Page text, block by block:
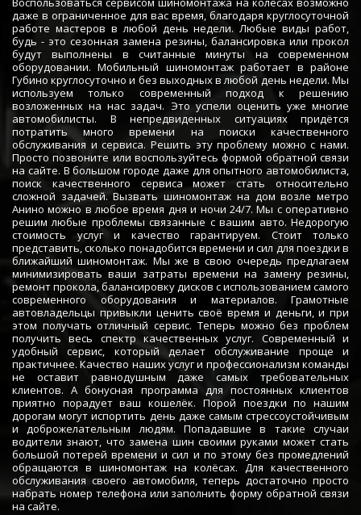
даже в ограниченное для вас время, благодаря круглосуточной
работе мастеров в любой день недели. Любые виды работ,
будь - это сезонная замена резины, балансировка или прокол
будут выполнены в считанные минуты на современном
оборудовании. Мобильный шиномонтаж работает в районе
Губино круглосуточно и без выходных в любой день недели. Мы
используем только современный подход к решению
возложенных на нас задач. Это успели оценить уже многие
автомобилисты. В непредвиденных ситуациях придётся
потратить много времени на поиски качественного
обслуживания и сервиса. Решить эту проблему можно с нами.
Просто позвоните или воспользуйтесь формой обратной связи
на сайте. В большом городе даже для опытного автомобилиста,
поиск качественного сервиса может стать относительно
сложной задачей. Вызвать шиномонтаж на дом возле метро
Анино можно в любое время дня и ночи 24/7. Мы с оперативно
решим любые проблемы связанные с вашим авто. Недорогую
стоимость услуг и качество гарантируем. Стоит только
представить, сколько понадобится времени и сил для поездки в
ближайший шиномонтаж. Мы же в свою очередь предлагаем
минимизировать ваши затраты времени на замену резины,
ремонт прокола, балансировку дисков с использованием самого
современного оборудования и материалов. Грамотные
автовладельцы привыкли ценить своё время и деньги, и при
этом получать отличный сервис. Теперь можно без проблем
получить весь спектр качественных услуг. Современный и
удобный сервис, который делает обслуживание проще и
практичнее. Качество наших услуг и профессионализм команды
не оставит равнодушным даже самых требовательных
клиентов. А бонусная программа для постоянных клиентов
приятно порадует ваш кошелёк. Порой поездки по нашим
дорогам могут испортить день даже самым стрессоустойчивым
и доброжелательным людям. Попадавшие в такие случаи
водители знают, что замена шин своими руками может стать
большой потерей времени и сил и по этому без промедлений
обращаются в шиномонтаж на колёсах. Для качественного
обслуживания своего автомобиля, теперь достаточно просто
набрать номер телефона или заполнить форму обратной связи
на сайте.